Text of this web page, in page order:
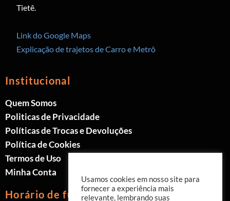
Tietê.
Link do Google Maps
Explicação de trajetos de Carro e Metrô
Institucional
Quem Somos
Politicas de Privacidade
Políticas de Trocas e Devoluções
Política de Cookies
Termos de Uso
Minha Conta
Horário de funcionamento
Usamos cookies em nosso site para
fornecer a experiência mais
relevante, lembrando suas